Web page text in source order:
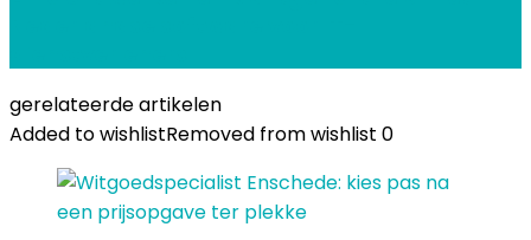
gerelateerde artikelen
Added to wishlistRemoved from wishlist 0